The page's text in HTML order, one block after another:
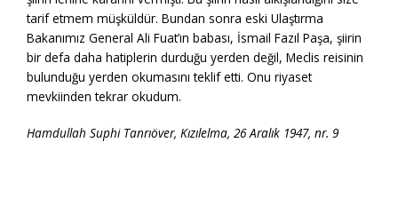
tarif etmem müşküldür. Bundan sonra eski Ulaştırma
Bakanımız General Ali Fuat’ın babası, İsmail Fazıl Paşa, şiirin
bir defa daha hatiplerin durduğu yerden değil, Meclis reisinin
bulunduğu yerden okumasını teklif etti. Onu riyaset
mevkiinden tekrar okudum.
Hamdullah Suphi Tanrıöver, Kızılelma, 26 Aralık 1947, nr. 9